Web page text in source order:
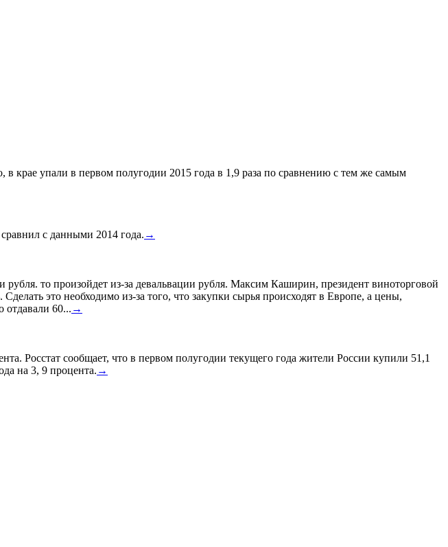
крае упали в первом полугодии 2015 года в 1,9 раза по сравнению с тем же самым
с данными 2014 года. →
то произойдет из-за девальвации рубля. Максим Каширин, президент виноторговой
это необходимо из-за того, что закупки сырья происходят в Европе, а цены,
отдавали 60... →
Росстат сообщает, что в первом полугодии текущего года жители России купили 51,1
на 3, 9 процента. →